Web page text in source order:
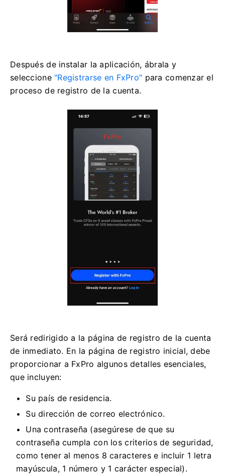
Después de instalar la aplicación, ábrala y
seleccione "Registrarse en FxPro" para comenzar el
proceso de registro de la cuenta.
Será redirigido a la página de registro de la cuenta
de inmediato. En la página de registro inicial, debe
proporcionar a FxPro algunos detalles esenciales,
que incluyen:
Su país de residencia.
Su dirección de correo electrónico.
Una contraseña (asegúrese de que su
contraseña cumpla con los criterios de seguridad,
como tener al menos 8 caracteres e incluir 1 letra
mayúscula, 1 número y 1 carácter especial).